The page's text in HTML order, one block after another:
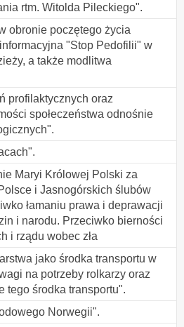
rtm. Witolda Pileckiego".
obronie poczętego życia
"Stop Pedofilii" w
a także modlitwa
profilaktycznych oraz
społeczeństwa odnośnie
Maryi Królowej Polski za
i Jasnogórskich ślubów
łamaniu prawa i deprawacji
i narodu. Przeciwko bierności
i rządu wobec zła
jako środka transportu w
na potrzeby rolkarzy oraz
tego środka transportu".
Norwegii".